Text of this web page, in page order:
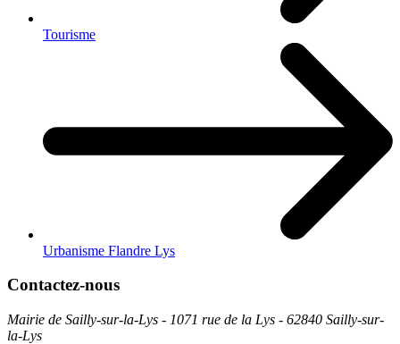
Tourisme
Urbanisme Flandre Lys
Contactez-nous
Mairie de Sailly-sur-la-Lys - 1071 rue de la Lys - 62840 Sailly-sur-
la-Lys